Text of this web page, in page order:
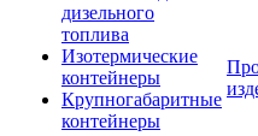
дизельного
топлива
Изотермические
контейнеры
Крупногабаритные
контейнеры